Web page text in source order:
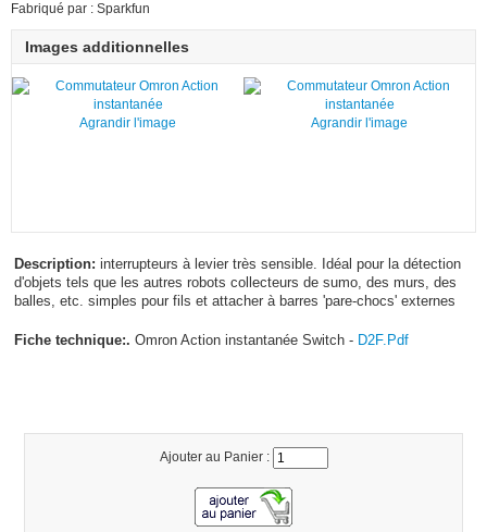
Fabriqué par : Sparkfun
Images additionnelles
Agrandir l'image Agrandir l'image
Description: interrupteurs à levier très sensible. Idéal pour la détection
d'objets tels que les autres robots collecteurs de sumo, des murs, des
balles, etc. simples pour fils et attacher à barres 'pare-chocs' externes
Fiche technique:. Omron Action instantanée Switch - D2F.Pdf
Ajouter au Panier :